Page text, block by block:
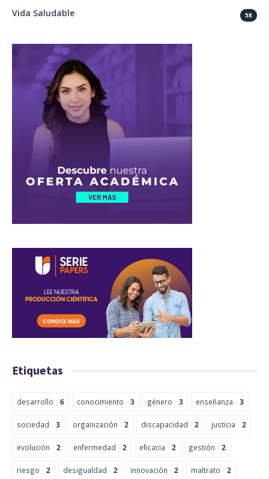
Vida Saludable 58
Etiquetas
desarrollo 6 conocimiento 3 género 3 enseñanza 3
sociedad 3 organización 2 discapacidad 2 justicia 2
evolución 2 enfermedad 2 eficacia 2 gestión 2
riesgo 2 desigualdad 2 innovación 2 maltrato 2